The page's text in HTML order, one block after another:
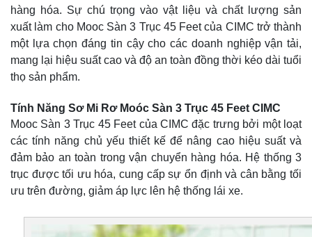
hàng hóa. Sự chú trọng vào vật liệu và chất lượng sản
xuất làm cho Mooc Sàn 3 Trục 45 Feet của CIMC trở thành
một lựa chọn đáng tin cậy cho các doanh nghiệp vận tải,
mang lại hiệu suất cao và độ an toàn đồng thời kéo dài tuổi
thọ sản phẩm.
Tính Năng Sơ Mi Rơ Moóc Sàn 3 Trục 45 Feet CIMC
Mooc Sàn 3 Trục 45 Feet của CIMC đặc trưng bởi một loạt
các tính năng chủ yếu thiết kế để nâng cao hiệu suất và
đảm bảo an toàn trong vận chuyển hàng hóa. Hệ thống 3
trục được tối ưu hóa, cung cấp sự ổn định và cân bằng tối
ưu trên đường, giảm áp lực lên hệ thống lái xe.